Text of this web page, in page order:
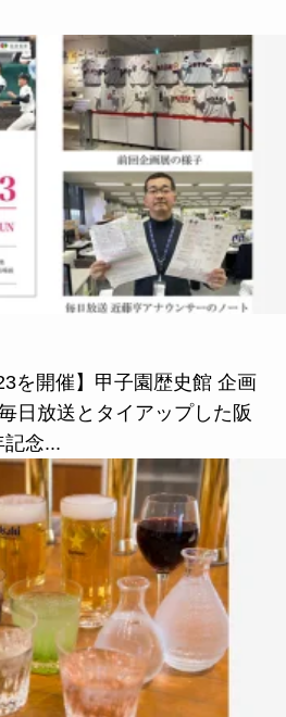
を開催】甲子園歴史館 企画
日放送とタイアップした阪
念...